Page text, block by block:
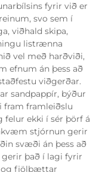
fyrir við er
svo sem í
viðhald skipa,
listrænna
vel með harðviði,
efnum án þess að
viðgerðar.
sandpappír, býður
fram framleiðslu
felur ekki í sér þörf á
stjórnun gerir
svæði án þess að
það í lagi fyrir
og fjölþættar